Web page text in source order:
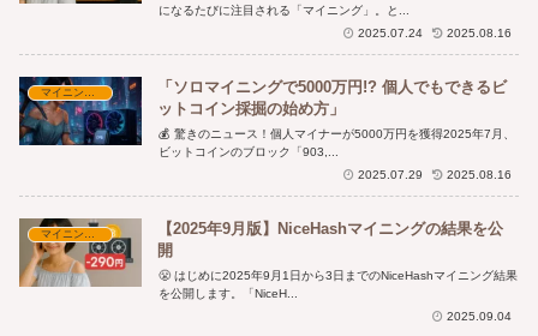
になるたびに注目される「マイニング」。と...
2025.07.24
2025.08.16
「ソロマイニングで5000万円!? 個人でもできるビ
ットコイン採掘の始め方」
💰 驚きのニュース！個人マイナーが5000万円を獲得2025年7月、
ビットコインのブロック「903,...
2025.07.29
2025.08.16
【2025年9月版】NiceHashマイニングの結果を公
開
😤 はじめに2025年9月1日から3日までのNiceHashマイニング結果
を公開します。「NiceH...
2025.09.04